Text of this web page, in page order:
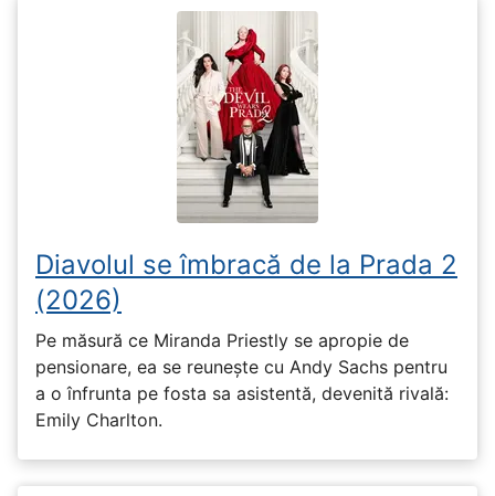
Diavolul se îmbracă de la Prada 2
(2026)
Pe măsură ce Miranda Priestly se apropie de
pensionare, ea se reunește cu Andy Sachs pentru
a o înfrunta pe fosta sa asistentă, devenită rivală:
Emily Charlton.